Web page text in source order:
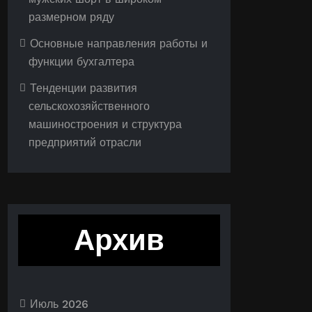
размерном ряду
Основные направления работы и
функции бухгалтера
Тенденции развития
сельскохозяйственного
машиностроения и структура
предприятий отрасли
Архив
Июль 2026